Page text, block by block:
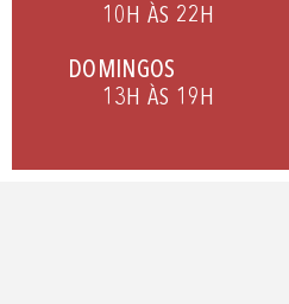
10H ÀS 22H
DOMINGOS
13H ÀS 19H